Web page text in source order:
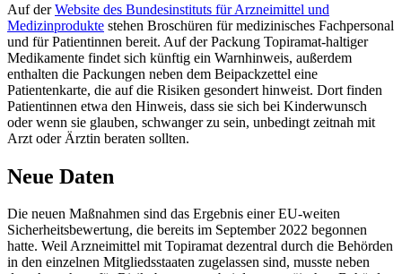
Auf derWebsite des Bundesinstituts für Arzneimittel und
Medizinprodukte stehen Broschüren für medizinisches Fachpersonal
und für Patientinnen bereit. Auf der Packung Topiramat-haltiger
Medikamente findet sich künftig ein Warnhinweis, außerdem
enthalten die Packungen neben dem Beipackzettel eine
Patientenkarte, die auf die Risiken gesondert hinweist. Dort finden
Patientinnen etwa den Hinweis, dass sie sich bei Kinderwunsch
oder wenn sie glauben, schwanger zu sein, unbedingt zeitnah mit
Arzt oder Ärztin beraten sollten.
Neue Daten
Die neuen Maßnahmen sind das Ergebnis einer EU-weiten
Sicherheitsbewertung, die bereits im September 2022 begonnen
hatte. Weil Arzneimittel mit Topiramat dezentral durch die Behörden
in den einzelnen Mitgliedsstaaten zugelassen sind, musste neben